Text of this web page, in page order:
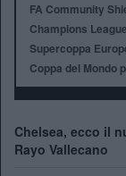
FA Community
Champions
Supercoppa
Coppa del Mondo
Chelsea, ecco il
Rayo Vallecano